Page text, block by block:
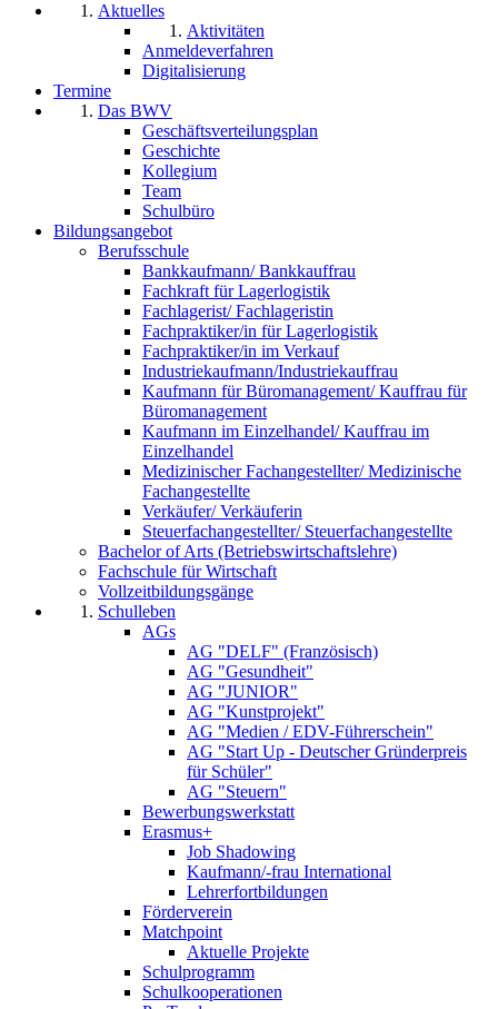
Aktuelles
Aktivitäten
Anmeldeverfahren
Digitalisierung
Termine
Das BWV
Geschäftsverteilungsplan
Geschichte
Kollegium
Team
Schulbüro
Bildungsangebot
Berufsschule
Bankkaufmann/ Bankkauffrau
Fachkraft für Lagerlogistik
Fachlagerist/ Fachlageristin
Fachpraktiker/in für Lagerlogistik
Fachpraktiker/in im Verkauf
Industriekaufmann/Industriekauffrau
Kaufmann für Büromanagement/ Kauffrau für
Büromanagement
Kaufmann im Einzelhandel/ Kauffrau im
Einzelhandel
Medizinischer Fachangestellter/ Medizinische
Fachangestellte
Verkäufer/ Verkäuferin
Steuerfachangestellter/ Steuerfachangestellte
Bachelor of Arts (Betriebswirtschaftslehre)
Fachschule für Wirtschaft
Vollzeitbildungsgänge
Schulleben
AGs
AG "DELF" (Französisch)
AG "Gesundheit"
AG "JUNIOR"
AG "Kunstprojekt"
AG "Medien / EDV-Führerschein"
AG "Start Up - Deutscher Gründerpreis
für Schüler"
AG "Steuern"
Bewerbungswerkstatt
Erasmus+
Job Shadowing
Kaufmann/-frau International
Lehrerfortbildungen
Förderverein
Matchpoint
Aktuelle Projekte
Schulprogramm
Schulkooperationen